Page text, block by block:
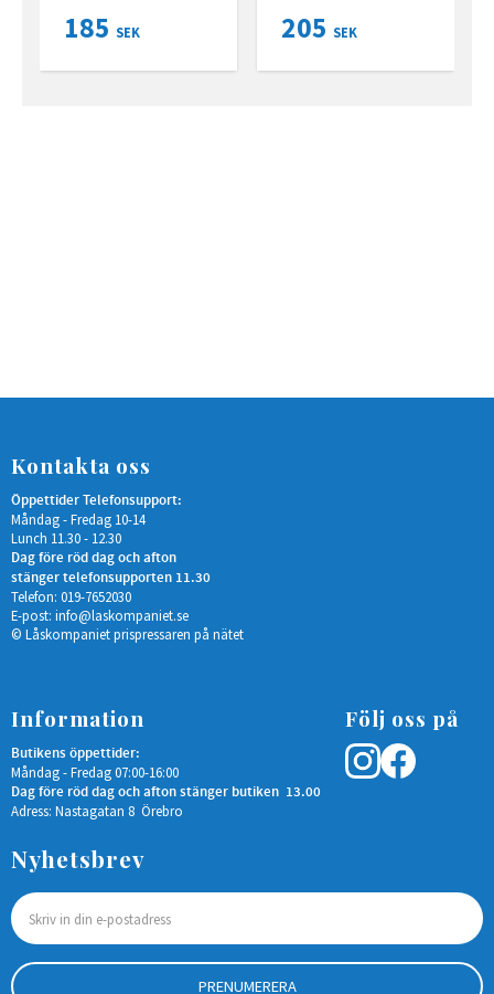
185 SEK 205 SEK
Kontakta oss
Öppettider Telefonsupport:
Måndag - Fredag 10-14
Lunch 11.30 - 12.30
Dag före röd dag och afton
stänger telefonsupporten 11.30
Telefon: 019-7652030
E-post: info@laskompaniet.se
© Låskompaniet prispressaren på nätet
Information
Butikens öppettider:
Måndag - Fredag 07:00-16:00
Dag före röd dag och afton stänger butiken 13.00
Adress: Nastagatan 8 Örebro
Följ oss på
Nyhetsbrev
PRENUMERERA